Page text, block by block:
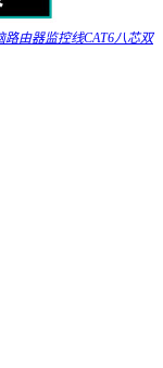
由器监控线CAT6八芯双